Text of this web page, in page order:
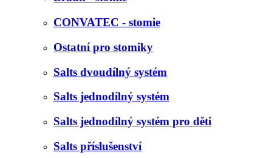
CONVATEC - stomie
Ostatní pro stomiky
Salts dvoudílný systém
Salts jednodílný systém
Salts jednodílný systém pro děti
Salts příslušenství